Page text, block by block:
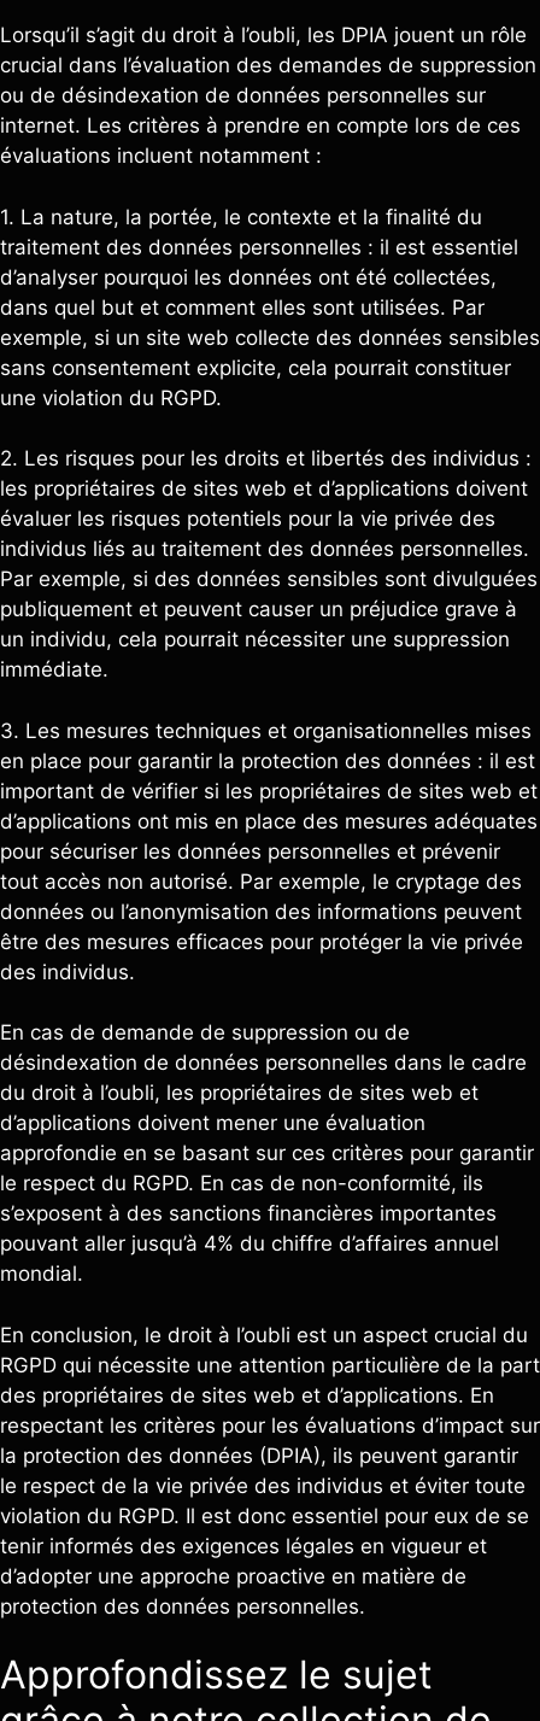
Lorsqu’il s’agit du droit à l’oubli, les DPIA jouent un rôle
crucial dans l’évaluation des demandes de suppression
ou de désindexation de données personnelles sur
internet. Les critères à prendre en compte lors de ces
évaluations incluent notamment :
1. La nature, la portée, le contexte et la finalité du
traitement des données personnelles : il est essentiel
d’analyser pourquoi les données ont été collectées,
dans quel but et comment elles sont utilisées. Par
exemple, si un site web collecte des données sensibles
sans consentement explicite, cela pourrait constituer
une violation du RGPD.
2. Les risques pour les droits et libertés des individus :
les propriétaires de sites web et d’applications doivent
évaluer les risques potentiels pour la vie privée des
individus liés au traitement des données personnelles.
Par exemple, si des données sensibles sont divulguées
publiquement et peuvent causer un préjudice grave à
un individu, cela pourrait nécessiter une suppression
immédiate.
3. Les mesures techniques et organisationnelles mises
en place pour garantir la protection des données : il est
important de vérifier si les propriétaires de sites web et
d’applications ont mis en place des mesures adéquates
pour sécuriser les données personnelles et prévenir
tout accès non autorisé. Par exemple, le cryptage des
données ou l’anonymisation des informations peuvent
être des mesures efficaces pour protéger la vie privée
des individus.
En cas de demande de suppression ou de
désindexation de données personnelles dans le cadre
du droit à l’oubli, les propriétaires de sites web et
d’applications doivent mener une évaluation
approfondie en se basant sur ces critères pour garantir
le respect du RGPD. En cas de non-conformité, ils
s’exposent à des sanctions financières importantes
pouvant aller jusqu’à 4% du chiffre d’affaires annuel
mondial.
En conclusion, le droit à l’oubli est un aspect crucial du
RGPD qui nécessite une attention particulière de la part
des propriétaires de sites web et d’applications. En
respectant les critères pour les évaluations d’impact sur
la protection des données (DPIA), ils peuvent garantir
le respect de la vie privée des individus et éviter toute
violation du RGPD. Il est donc essentiel pour eux de se
tenir informés des exigences légales en vigueur et
d’adopter une approche proactive en matière de
protection des données personnelles.
Approfondissez le sujet